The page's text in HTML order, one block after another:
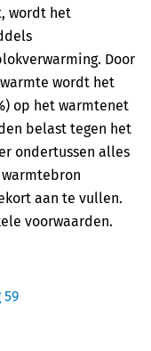
wordt het
Door
wordt het
op het warmtenet
belast tegen het
ondertussen alles
aan te vullen.
voorwaarden.